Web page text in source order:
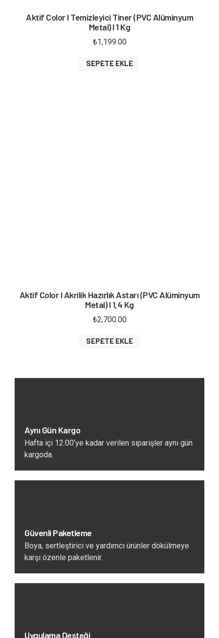
Aktif Color I Temizleyici Tiner (PVC Alüminyum
Metal) I 1 Kg
₺1,199.00
SEPETE EKLE
Aktif Color I Akrilik Hazırlık Astarı (PVC Alüminyum
Metal) I 1,4 Kg
₺2,700.00
SEPETE EKLE
Aynı Gün Kargo
Hafta içi 12:00’ye kadar verilen siparişler aynı gün
kargoda.
Güvenli Paketleme
Boya, sertleştirici ve yardımcı ürünler dökülmeye
karşı özenle paketlenir.
Uygulama Desteği